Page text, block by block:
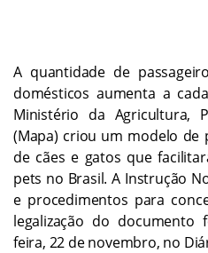
A quantidade de
domésticos aumenta a
Ministério da Agricultura,
(Mapa) criou um modelo de
de cães e gatos que
pets no Brasil. A Instrução
e procedimentos para
legalização do documento
feira, 22 de novembro, no